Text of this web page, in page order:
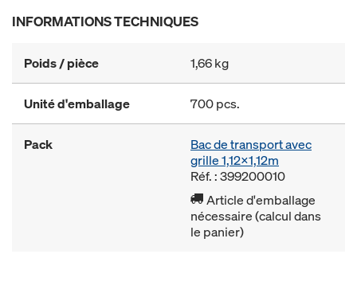
INFORMATIONS TECHNIQUES
Poids / pièce 1,66 kg
Unité d'emballage 700 pcs.
Pack
Bac de transport avec
grille 1,12x1,12m
Réf. : 399200010
Article d'emballage
nécessaire (calcul dans
le panier)